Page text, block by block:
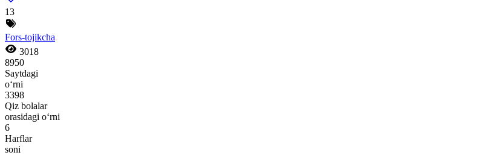
13
Fors-tojikcha
3018
8950
Saytdagi
o‘rni
3398
Qiz bolalar
orasidagi o‘rni
6
Harflar
soni